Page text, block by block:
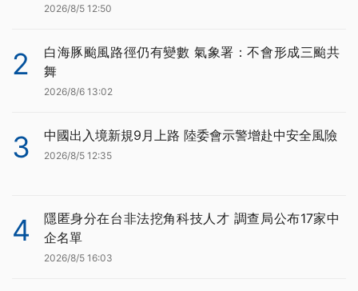
2026/8/5 12:50
2
白海豚颱風路徑仍有變數 氣象署：不會形成三颱共
舞
2026/8/6 13:02
3 中國出入境新規9月上路 陸委會示警增赴中安全風險
2026/8/5 12:35
4
隱匿身分在台非法挖角科技人才 調查局公布17家中
企名單
2026/8/5 16:03